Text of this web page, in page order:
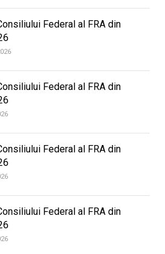
Federal al FRA din
Federal al FRA din
Federal al FRA din
Federal al FRA din